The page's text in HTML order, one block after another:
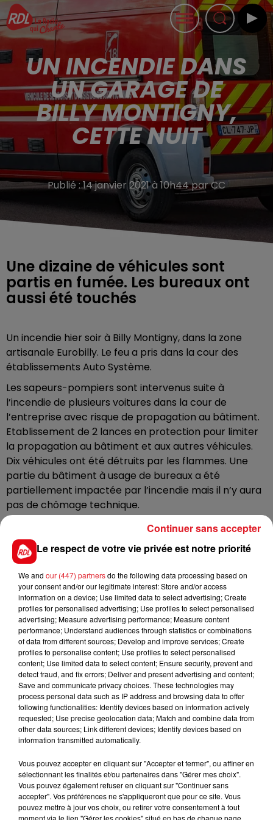
UN INCENDIE DANS
UN GARAGE DE
BILLY MONTIGNY,
CETTE NUIT
Publié : 14 janvier 2021 à 10h44 par CC
Une dizaine de véhicules sont
partis en fumée. Les bureaux ont
aussi été touchés
Un incendie hier soir à Billy Montigny, dans la zone
artisanale Eurobilly. Le feu a pris dans la cour des
établissements Auto Système.
Les sapeurs-pompiers sont intervenus suite à
l’incendie de plusieurs voitures dans la cour de
l’entreprise avec risque de propagation au bâtiment.
Etablissement de 2 lances en protection pour limiter
la propagation au bâtiment et aux autres véhicules.
Dix véhicules ont été détruits par les flammes. Une
partie du bâtiment à usage de bureaux a été
partiellement impactée par l’incendie mais il n’y aura
pas de chômage technique.
Une enquête est en cours, pour connaître les causes
de l'incendie.
FIL D'ACTUS
15 juillet 2026
BÉTHUNE: ENQUÊTE POUR HOMICIDE
VOLONTAIRE EN COURS, APRÈS LA...
Selon les premiers éléments, le logement servait
à des prostituées
Le respect de votre vie privée est notre priorité
We and our (447) partnersdo the following data processing based on
your consent and/or our legitimate interest: Store and/or access
information on a device; Use limited data to select advertising; Create
profiles for personalised advertising; Use profiles to select personalised
advertising; Measure advertising performance; Measure content
performance; Understand audiences through statistics or combinations
of data from different sources; Develop and improve services; Create
profiles to personalise content; Use profiles to select personalised
content; Use limited data to select content; Ensure security, prevent and
detect fraud, and fix errors; Deliver and present advertising and content;
Save and communicate privacy choices. These technologies may
process personal data such as IP address and browsing data to offer
following functionalities: Identify devices based on information actively
requested; Use precise geolocation data; Match and combine data from
other data sources; Link different devices; Identify devices based on
information transmitted automatically.
Vous pouvez accepter en cliquant sur "Accepter et fermer", ou affiner en
sélectionnant les finalités et/ou partenaires dans "Gérer mes choix".
Vous pouvez également refuser en cliquant sur "Continuer sans
accepter". Vos préférences ne s'appliqueront que pour ce site. Vous
pouvez mettre à jour vos choix, ou retirer votre consentement à tout
moment via le lien "Gérer les cookies" situé en bas de chaque page.
Continuer sans accepter